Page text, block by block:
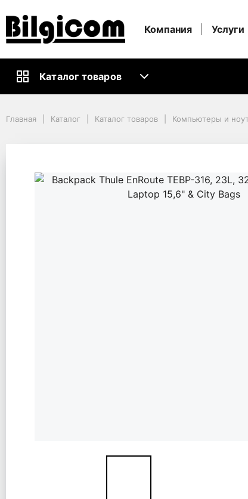
Компания Услуги
Каталог товаров
Главная
Компьютеры и ноутбуки
Кабели и Аксессуары ПК
Backpack Thule
Главная Каталог Каталог товаров Компьютеры и